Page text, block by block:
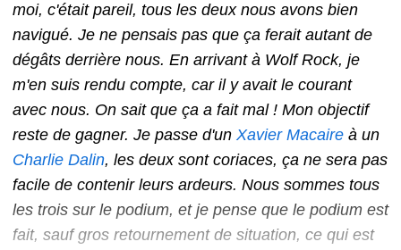
moi, c'était pareil, tous les deux nous avons bien
navigué. Je ne pensais pas que ça ferait autant de
dégâts derrière nous. En arrivant à Wolf Rock, je
m'en suis rendu compte, car il y avait le courant
avec nous. On sait que ça a fait mal ! Mon objectif
reste de gagner. Je passe d'un Xavier Macaire à un
Charlie Dalin, les deux sont coriaces, ça ne sera pas
facile de contenir leurs ardeurs. Nous sommes tous
les trois sur le podium, et je pense que le podium est
fait, sauf gros retournement de situation, ce qui est